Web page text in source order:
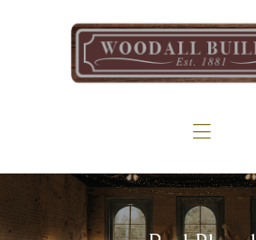
The Woodall
Gallery